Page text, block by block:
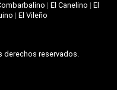
|El Canelino |El
| El Vileño
derechos reservados.